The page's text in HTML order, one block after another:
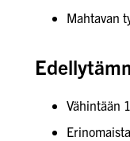
Mahtavan
Vähintään